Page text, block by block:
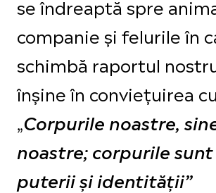
se îndreaptă spre
companie și felurile în
schimbă raportul
înșine în conviețuirea
„Corpurile noastre,
noastre; corpurile
puterii și identității”